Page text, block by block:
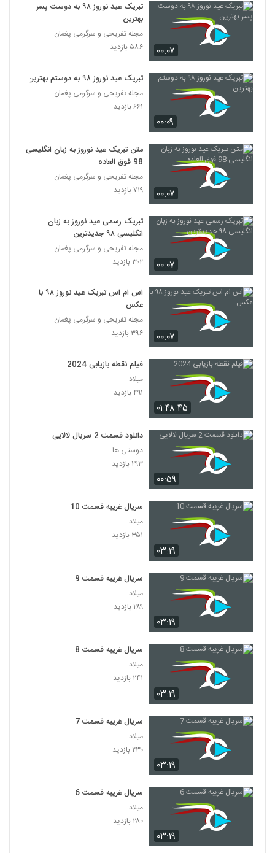
۰۰:۰۷
تبریک عید نوروز ۹۸ به دوست پسر
بهترین
مجله تفریحی و سرگرمی پغمان
۵۸۶ بازدید
۰۰:۰۹
تبریک عید نوروز ۹۸ به دوستم بهترین
مجله تفریحی و سرگرمی پغمان
۶۶۱ بازدید
۰۰:۰۷
متن تبریک عید نوروز به زبان انگلیسی
98 فوق العاده
مجله تفریحی و سرگرمی پغمان
۷۱۹ بازدید
۰۰:۰۷
تبریک رسمی عید نوروز به زبان
انگلیسی ۹۸ جدیدترین
مجله تفریحی و سرگرمی پغمان
۳۰۲ بازدید
۰۰:۰۷
اس ام اس تبریک عید نوروز ۹۸ با
عکس
مجله تفریحی و سرگرمی پغمان
۳۹۶ بازدید
۰۱:۴۸:۴۵
فیلم نقطه بازیابی 2024
میلاد
۴۹۱ بازدید
۰۰:۵۹
دانلود قسمت 2 سریال لالایی
دوستی ها
۲۹۳ بازدید
۰۳:۱۹
سریال غریبه قسمت 10
میلاد
۳۵۱ بازدید
۰۳:۱۹
سریال غریبه قسمت 9
میلاد
۲۸۹ بازدید
۰۳:۱۹
سریال غریبه قسمت 8
میلاد
۲۴۱ بازدید
۰۳:۱۹
سریال غریبه قسمت 7
میلاد
۲۳۰ بازدید
۰۳:۱۹
سریال غریبه قسمت 6
میلاد
۲۸۰ بازدید